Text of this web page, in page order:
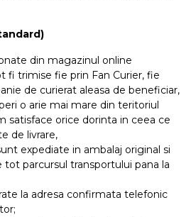
din magazinul online
fi trimise fie prin Fan Curier, fie
de curierat aleasa de beneficiar,
o arie mai mare din teritoriul
satisface orice dorinta in ceea ce
de livrare,
expediate in ambalaj original si
parcursul transportului pana la
la adresa confirmata telefonic